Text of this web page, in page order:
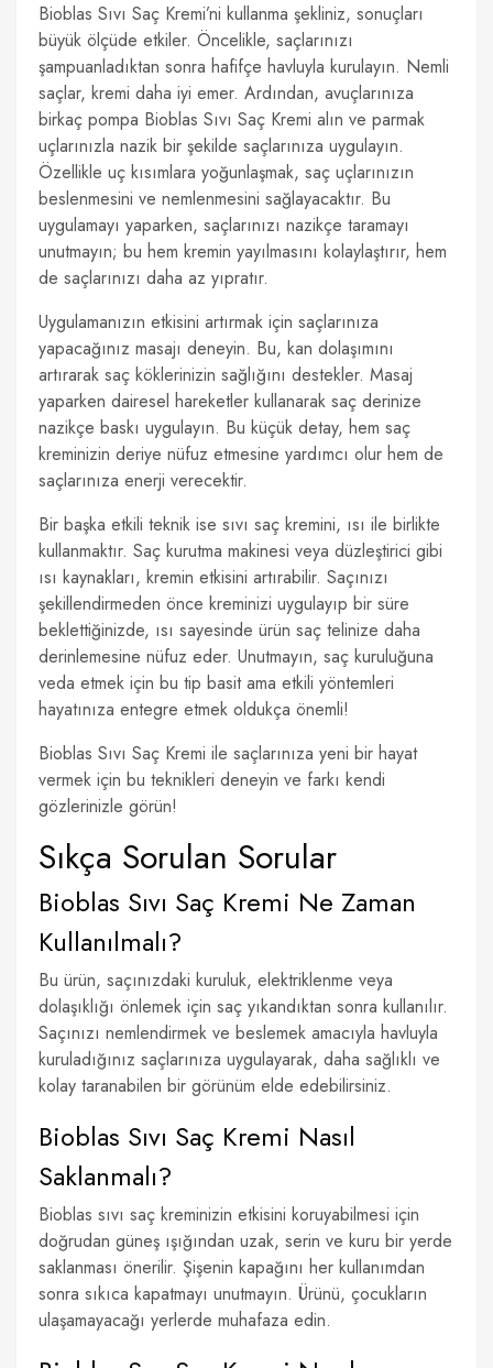
Bioblas Sıvı Saç Kremi’ni kullanma şekliniz, sonuçları
büyük ölçüde etkiler. Öncelikle, saçlarınızı
şampuanladıktan sonra hafifçe havluyla kurulayın. Nemli
saçlar, kremi daha iyi emer. Ardından, avuçlarınıza
birkaç pompa Bioblas Sıvı Saç Kremi alın ve parmak
uçlarınızla nazik bir şekilde saçlarınıza uygulayın.
Özellikle uç kısımlara yoğunlaşmak, saç uçlarınızın
beslenmesini ve nemlenmesini sağlayacaktır. Bu
uygulamayı yaparken, saçlarınızı nazikçe taramayı
unutmayın; bu hem kremin yayılmasını kolaylaştırır, hem
de saçlarınızı daha az yıpratır.
Uygulamanızın etkisini artırmak için saçlarınıza
yapacağınız masajı deneyin. Bu, kan dolaşımını
artırarak saç köklerinizin sağlığını destekler. Masaj
yaparken dairesel hareketler kullanarak saç derinize
nazikçe baskı uygulayın. Bu küçük detay, hem saç
kreminizin deriye nüfuz etmesine yardımcı olur hem de
saçlarınıza enerji verecektir.
Bir başka etkili teknik ise sıvı saç kremini, ısı ile birlikte
kullanmaktır. Saç kurutma makinesi veya düzleştirici gibi
ısı kaynakları, kremin etkisini artırabilir. Saçınızı
şekillendirmeden önce kreminizi uygulayıp bir süre
beklettiğinizde, ısı sayesinde ürün saç telinize daha
derinlemesine nüfuz eder. Unutmayın, saç kuruluğuna
veda etmek için bu tip basit ama etkili yöntemleri
hayatınıza entegre etmek oldukça önemli!
Bioblas Sıvı Saç Kremi ile saçlarınıza yeni bir hayat
vermek için bu teknikleri deneyin ve farkı kendi
gözlerinizle görün!
Sıkça Sorulan Sorular
Bioblas Sıvı Saç Kremi Ne Zaman
Kullanılmalı?
Bu ürün, saçınızdaki kuruluk, elektriklenme veya
dolaşıklığı önlemek için saç yıkandıktan sonra kullanılır.
Saçınızı nemlendirmek ve beslemek amacıyla havluyla
kuruladığınız saçlarınıza uygulayarak, daha sağlıklı ve
kolay taranabilen bir görünüm elde edebilirsiniz.
Bioblas Sıvı Saç Kremi Nasıl
Saklanmalı?
Bioblas sıvı saç kreminizin etkisini koruyabilmesi için
doğrudan güneş ışığından uzak, serin ve kuru bir yerde
saklanması önerilir. Şişenin kapağını her kullanımdan
sonra sıkıca kapatmayı unutmayın. Ürünü, çocukların
ulaşamayacağı yerlerde muhafaza edin.